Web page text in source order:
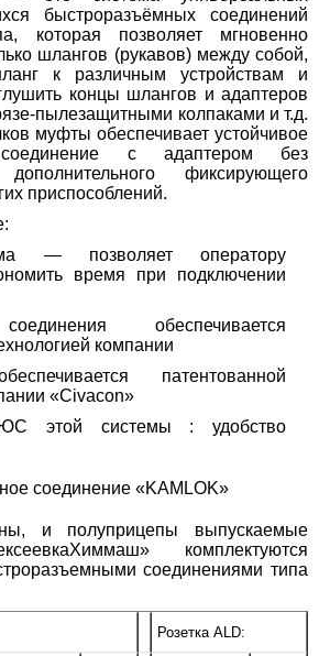
быстроразъёмных соединений
которая позволяет мгновенно
шлангов (рукавов) между собой,
к различным устройствам и
концы шлангов и адаптеров
пылезащитными колпаками и т.д.
муфты обеспечивает устойчивое
с адаптером без
дополнительного фиксирующего
приспособлений.
— позволяет оператору
время при подключении
обеспечивается
компании
патентованной
«Civacon»
этой системы : удобство
и полуприцепы выпускаемые
комплектуются
соединениями типа
Розетка ALD: